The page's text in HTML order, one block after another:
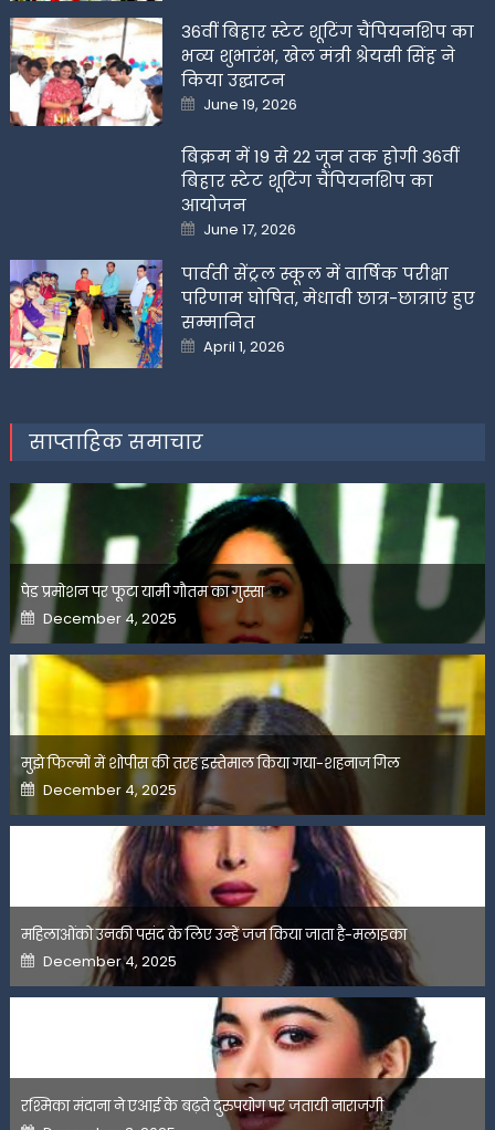
36वीं बिहार स्टेट शूटिंग चैंपियनशिप का
भव्य शुभारंभ, खेल मंत्री श्रेयसी सिंह ने
किया उद्घाटन
Posted
on
June 19, 2026
बिक्रम में 19 से 22 जून तक होगी 36वीं
बिहार स्टेट शूटिंग चैंपियनशिप का
आयोजन
Posted
on
June 17, 2026
पार्वती सेंट्रल स्कूल में वार्षिक परीक्षा
परिणाम घोषित, मेधावी छात्र-छात्राएं हुए
सम्मानित
Posted
on
April 1, 2026
साप्ताहिक समाचार
पेड प्रमोशन पर फूटा यामी गौतम का गुस्सा
Posted
on
December 4, 2025
मुझे फिल्मों में शोपीस की तरह इस्तेमाल किया गया-शहनाज गिल
Posted
on
December 4, 2025
महिलाओंको उनकी पसंद के लिए उन्हें जज किया जाता है-मलाइका
Posted
on
December 4, 2025
रश्मिका मंदाना ने एआई के बढ़ते दुरुपयोग पर जतायी नाराजगी